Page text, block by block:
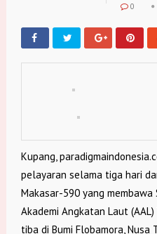
0
Kupang,
pelayaran selama tiga hari
Makasar-590 yang
Akademi Angkatan Laut
tiba di Bumi Flobamora,